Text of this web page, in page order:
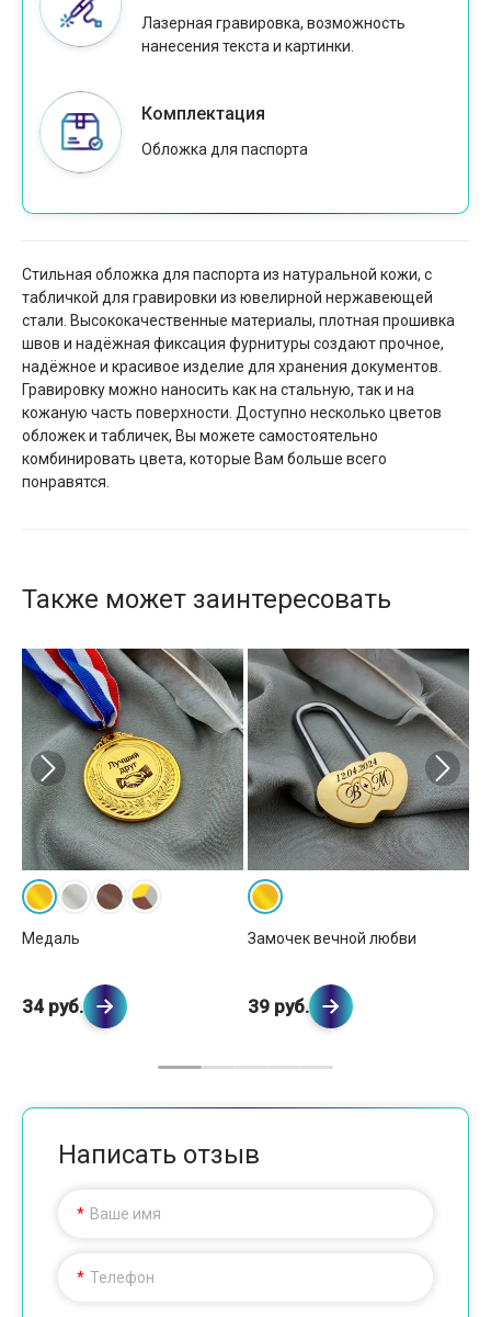
Лазерная гравировка, возможность
нанесения текста и картинки.
Комплектация
Обложка для паспорта
Стильная обложка для паспорта из натуральной кожи, с
табличкой для гравировки из ювелирной нержавеющей
стали. Высококачественные материалы, плотная прошивка
швов и надёжная фиксация фурнитуры создают прочное,
надёжное и красивое изделие для хранения документов.
Гравировку можно наносить как на стальную, так и на
кожаную часть поверхности. Доступно несколько цветов
обложек и табличек, Вы можете самостоятельно
комбинировать цвета, которые Вам больше всего
понравятся.
Также может заинтересовать
Медаль
34 руб.
Замочек вечной любви
39 руб.
Написать отзыв
Ваше имя
Телефон